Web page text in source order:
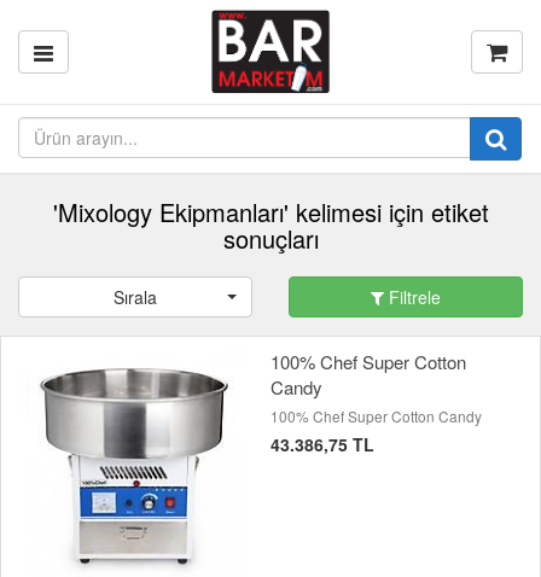
'Mixology Ekipmanları' kelimesi için etiket
sonuçları
Sırala Filtrele
100% Chef Super Cotton
Candy
100% Chef Super Cotton Candy
43.386,75 TL